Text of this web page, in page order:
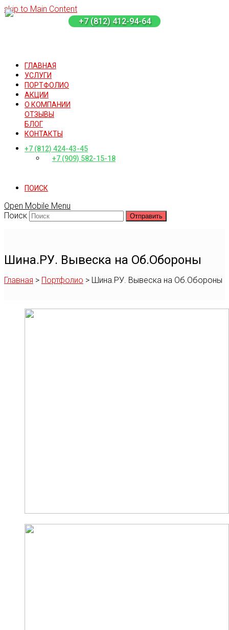
+7 (812) 412-94-64
skip to Main Content
ГЛАВНАЯ
УСЛУГИ
ПОРТФОЛИО
АКЦИИ
О КОМПАНИИ
ОТЗЫВЫ
БЛОГ
КОНТАКТЫ
+7 (812) 424-43-45
+7 (909) 582-15-18
ПОИСК
Open Mobile Menu
Поиск
Отправить
Шина.РУ. Вывеска на Об.Обороны
Главная > Портфолио > Шина.РУ. Вывеска на Об.Обороны